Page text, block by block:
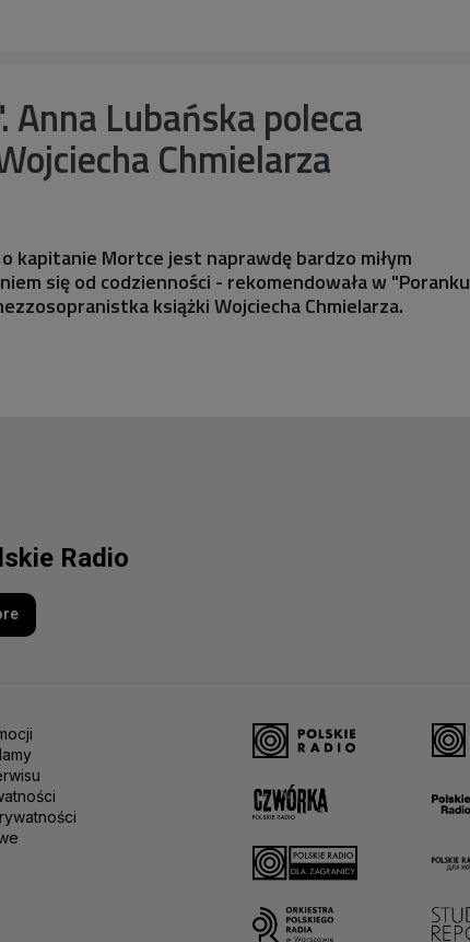
Anna Lubańska poleca
Chmielarza
kapitanie Mortce jest naprawdę bardzo miłym
się od codzienności - rekomendowała w "Poranku
książki Wojciecha Chmielarza.
Radio